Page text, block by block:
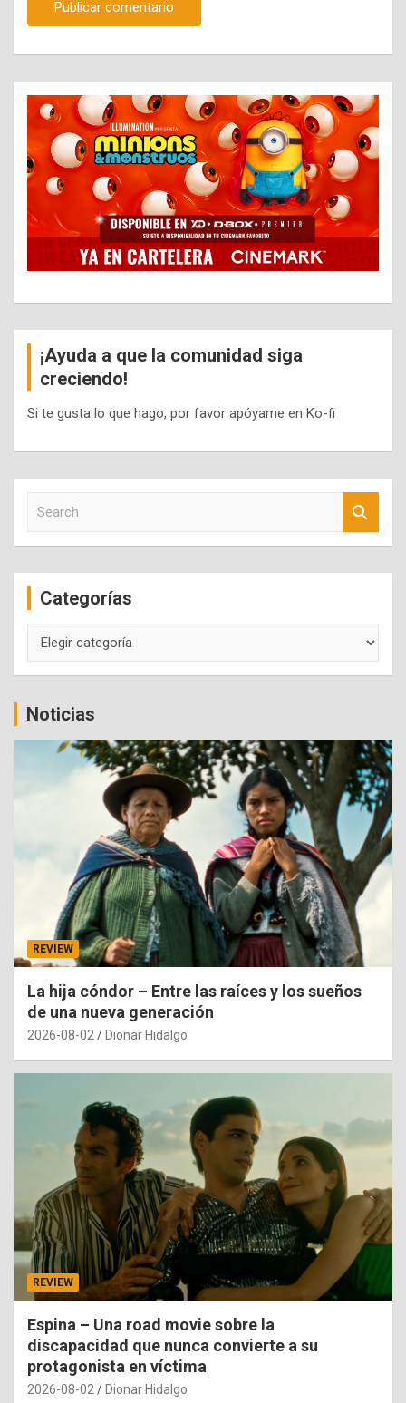
¡Ayuda a que la comunidad siga
creciendo!
Si te gusta lo que hago, por favor apóyame en Ko-fi
c
Categorías
Noticias
REVIEW
La hija cóndor – Entre las raíces y los sueños
de una nueva generación
2026-08-02 Dionar Hidalgo
REVIEW
Espina – Una road movie sobre la
discapacidad que nunca convierte a su
protagonista en víctima
2026-08-02 Dionar Hidalgo